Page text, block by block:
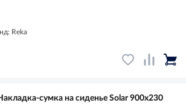
Reka
сумка на сиденье Solar 900х230